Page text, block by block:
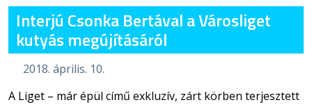
Interjú Csonka Bertával a Városliget
kutyás megújításáról
2018. április. 10.
A Liget – már épül című exkluzív, zárt körben terjesztett